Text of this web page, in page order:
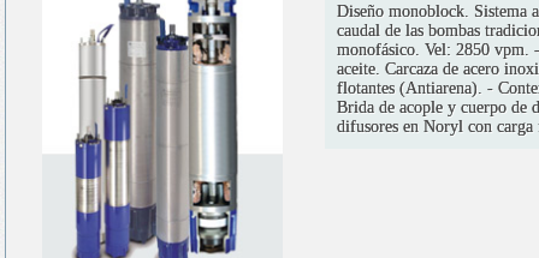
Diseño monoblock. Sistema
caudal de las bombas
monofásico. Vel: 2850 vpm.
aceite. Carcaza de acero
flotantes (Antiarena). -
Brida de acople y cuerpo de
difusores en Noryl con